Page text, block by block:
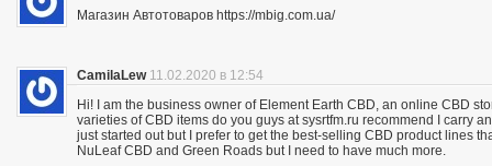
Магазин Автотоваров https://mbig.com.ua/
CamilaLew 11.02.2020 в 12:54
Hi! I am the business owner of Element Earth CBD, an online CBD
varieties of CBD items do you guys at sysrtfm.ru recommend I carry
just started out but I prefer to get the best-selling CBD product lines
NuLeaf CBD and Green Roads but I need to have much more.